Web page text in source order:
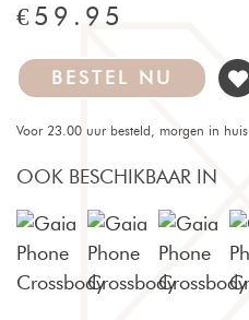
€59.95
BESTEL NU
Voor 23.00 uur besteld, morgen in huis
OOK BESCHIKBAAR IN